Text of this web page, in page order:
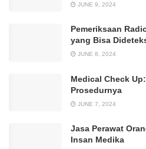
JUNE 9, 2024
Pemeriksaan
yang Bisa
JUNE 8, 2024
Medical Check
Prosedurnya
JUNE 7, 2024
Jasa Perawat
Insan Medika